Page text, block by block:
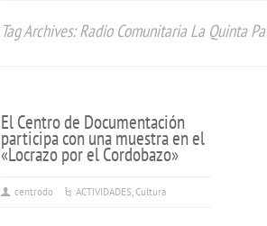
Tag Archives: Radio Comunitaria La Quinta
El Centro de Documentación
participa con una muestra en el
«Locrazo por el Cordobazo»
centrodo ACTIVIDADES,Cultura